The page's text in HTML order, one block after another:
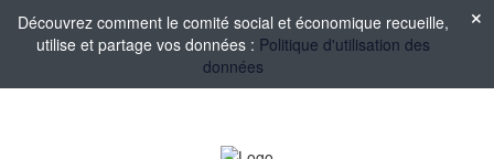
Découvrez comment le comité social et économique recueille,
utilise et partage vos données : Politique d'utilisation des
données